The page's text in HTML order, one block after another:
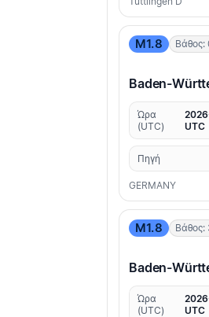
M1.8 Βάθος:
Baden-
Ώρα
(UTC)
UTC
Πηγή
GERMANY
M1.8 Βάθος:
Baden-
Ώρα
(UTC)
UTC